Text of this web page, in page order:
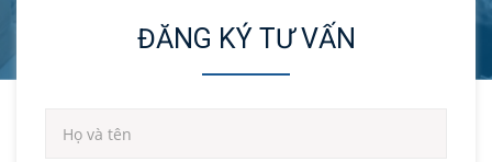
ĐĂNG KÝ TƯ VẤN